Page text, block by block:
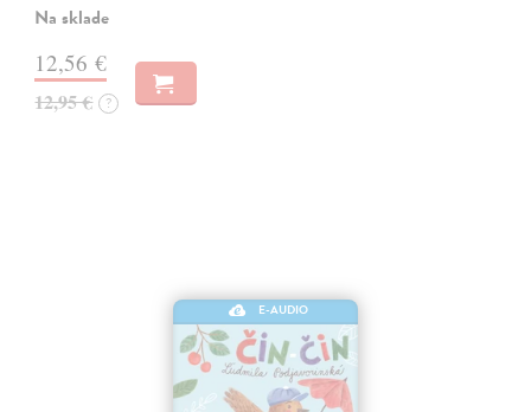
Na sklade
12,56 €
12,95 € ?
E-AUDIO